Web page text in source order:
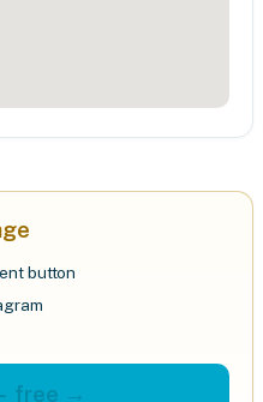
button
free →